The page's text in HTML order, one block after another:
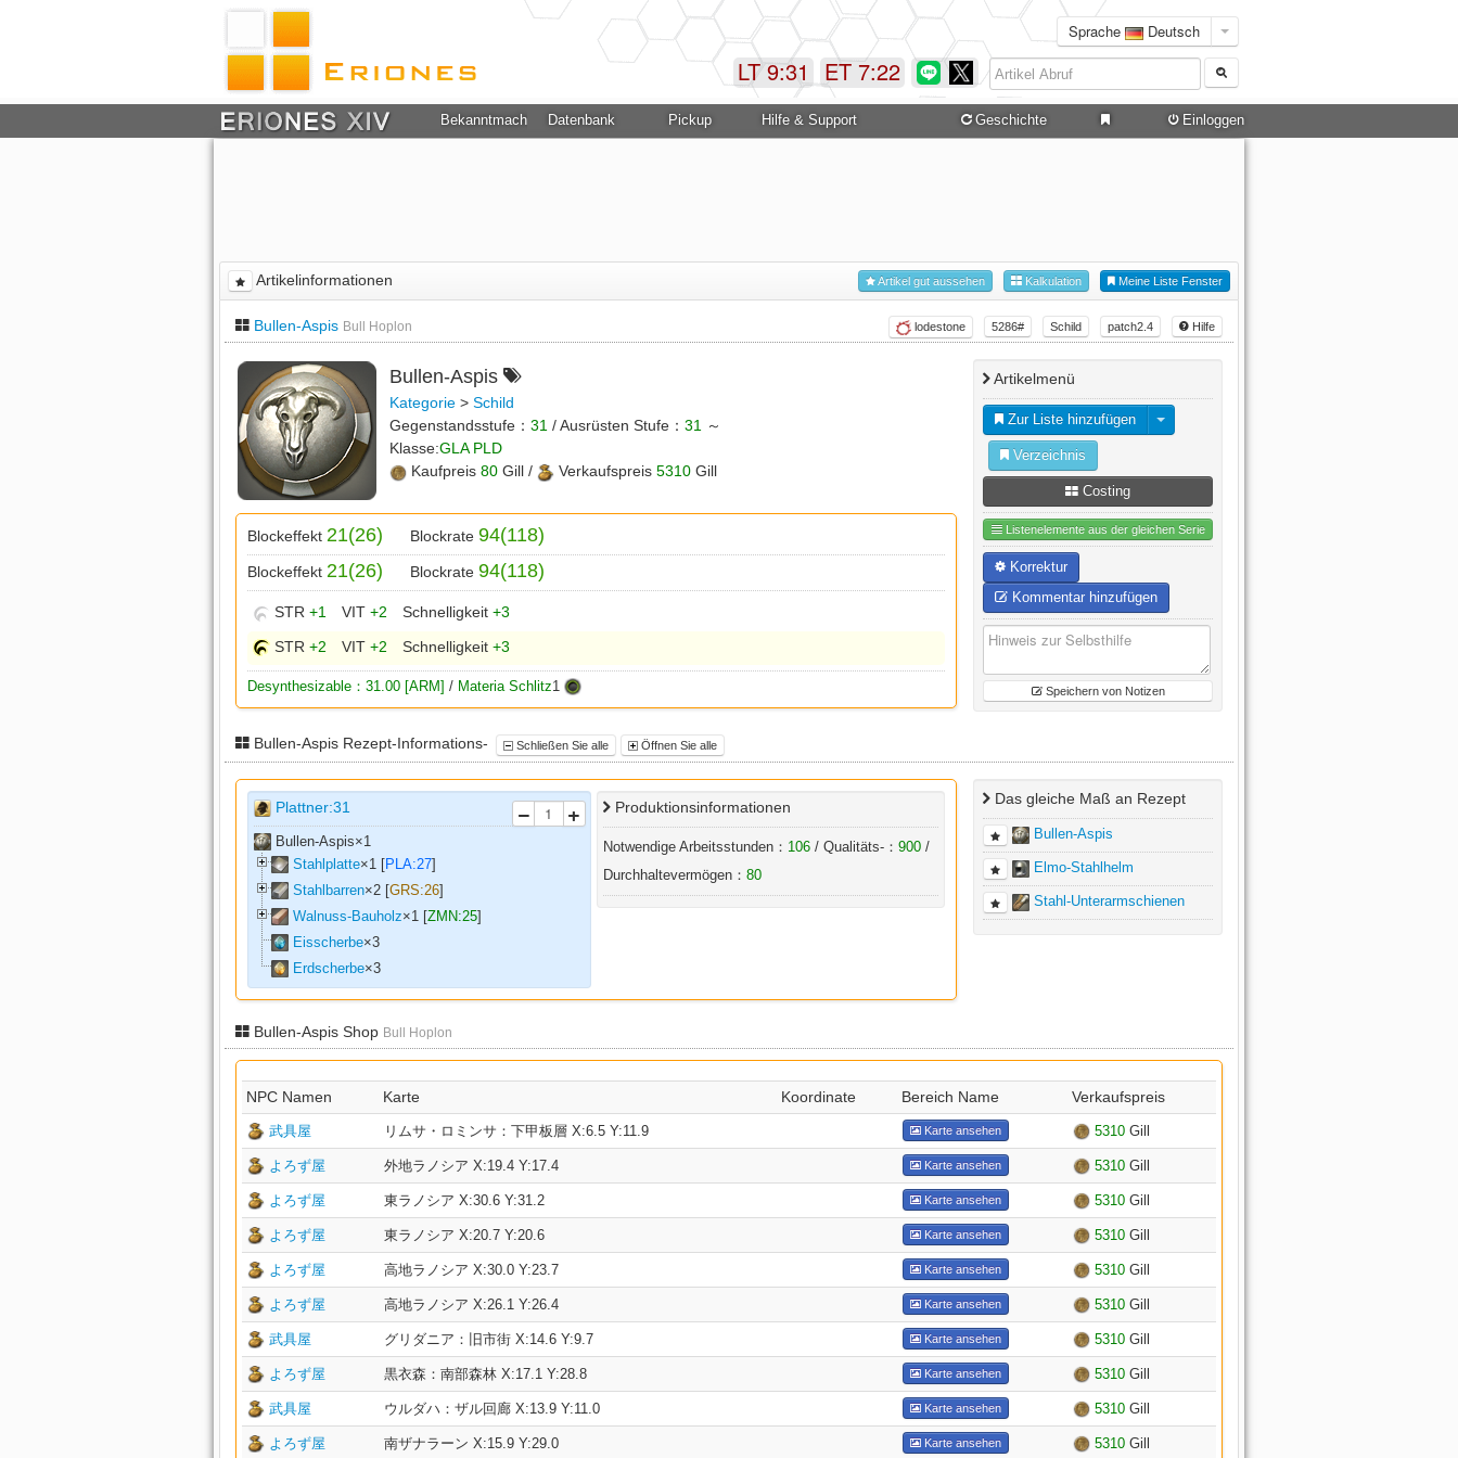
Sprache Deutsch
ET 7:22
LT 9:31
Bekanntmachung Datenbank Pickup Hilfe & Support Geschichte Einloggen
Artikelinformationen Meine Liste Fenster
Kalkulation
Artikel gut aussehen
Bullen-Aspis Bull Hoplon Hilfe
patch2.4
Schild
5286#
lodestone
Bullen-Aspis
Kategorie > Schild
Gegenstandsstufe： 31 / Ausrüsten Stufe： 31 ～
Klasse:GLA PLD
Kaufpreis 80 Gill / Verkaufspreis 5310 Gill
Blockeffekt 21(26) Blockrate 94(118)
Blockeffekt 21(26) Blockrate 94(118)
STR +1 VIT +2 Schnelligkeit +3
STR +2 VIT +2 Schnelligkeit +3
Desynthesizable：31.00 [ARM] / Materia Schlitz1
Artikelmenü
Zur Liste hinzufügen
Verzeichnis
Costing
Listenelemente aus der gleichen Serie
Korrektur
Kommentar hinzufügen
Speichern von Notizen
Bullen-Aspis Rezept-Informations- Schließen Sie alle Öffnen Sie alle
Plattner:31
Bullen-Aspis×1
Stahlplatte×1 [PLA:27]
Stahlbarren×2 [GRS:26]
Walnuss-Bauholz×1 [ZMN:25]
Eisscherbe×3
Erdscherbe×3
Produktionsinformationen
Notwendige Arbeitsstunden： 106/ Qualitäts-： 900/
Durchhaltevermögen： 80
Das gleiche Maß an Rezept
Bullen-Aspis
Elmo-Stahlhelm
Stahl-Unterarmschienen
Bullen-Aspis Shop Bull Hoplon
NPC Namen Karte Koordinate Bereich Name Verkaufspreis
武具屋 リムサ・ロミンサ：下甲板層 X:6.5 Y:11.9 Karte ansehen 5310 Gill
よろず屋 外地ラノシア X:19.4 Y:17.4 Karte ansehen 5310 Gill
よろず屋 東ラノシア X:30.6 Y:31.2 Karte ansehen 5310 Gill
よろず屋 東ラノシア X:20.7 Y:20.6 Karte ansehen 5310 Gill
よろず屋 高地ラノシア X:30.0 Y:23.7 Karte ansehen 5310 Gill
よろず屋 高地ラノシア X:26.1 Y:26.4 Karte ansehen 5310 Gill
武具屋 グリダニア：旧市街 X:14.6 Y:9.7 Karte ansehen 5310 Gill
よろず屋 黒衣森：南部森林 X:17.1 Y:28.8 Karte ansehen 5310 Gill
武具屋 ウルダハ：ザル回廊 X:13.9 Y:11.0 Karte ansehen 5310 Gill
よろず屋 南ザナラーン X:15.9 Y:29.0 Karte ansehen 5310 Gill